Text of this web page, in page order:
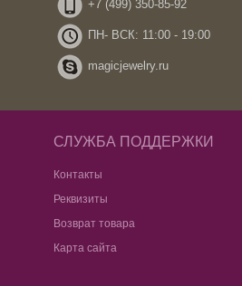
+7 (499) 350-85-92
ПН- ВСК: 11:00 - 19:00
magicjewelry.ru
СЛУЖБА ПОДДЕРЖКИ
Контакты
Реквизиты
Возврат товара
Карта сайта